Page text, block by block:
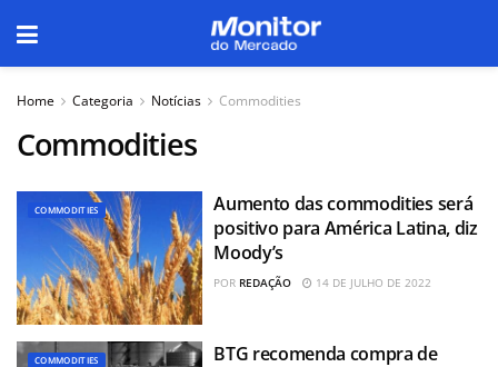
Home Categoria Notícias Commodities
Commodities
COMMODITIES
Aumento das commodities será
positivo para América Latina, diz
Moody’s
POR REDAÇÃO 14 DE JULHO DE 2022
COMMODITIES
BTG recomenda compra de